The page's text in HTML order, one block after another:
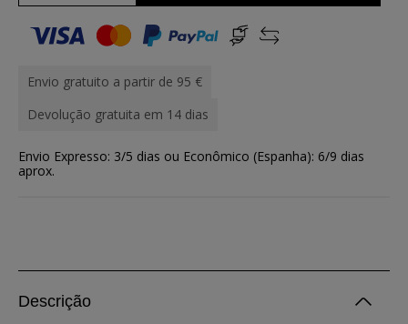
Envio gratuito a partir de 95 €
Devolução gratuita em 14 dias
Envio Expresso: 3/5 dias ou Econômico (Espanha): 6/9 dias
aprox.
Descrição